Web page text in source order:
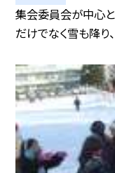
集会委員会が中心と
だけでなく雪も降り